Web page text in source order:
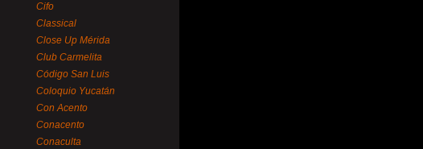
Cifo
Classical
Close Up Mérida
Club Carmelita
Código San Luis
Coloquio Yucatán
Con Acento
Conacento
Conaculta